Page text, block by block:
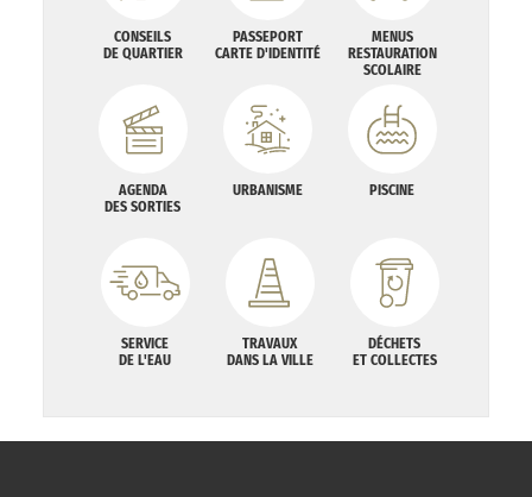
CONSEILS
DE QUARTIER
PASSEPORT
CARTE D'IDENTITÉ
MENUS
RESTAURATION
SCOLAIRE
AGENDA
DES SORTIES
URBANISME PISCINE
SERVICE
DE L'EAU
TRAVAUX
DANS LA VILLE
DÉCHETS
ET COLLECTES